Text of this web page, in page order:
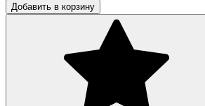
Добавить в корзину